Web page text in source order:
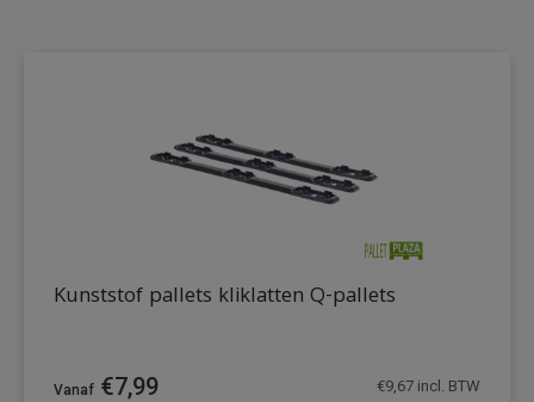
Kunststof pallets kliklatten Q-pallets
€7,99 €9,67 incl. BTW